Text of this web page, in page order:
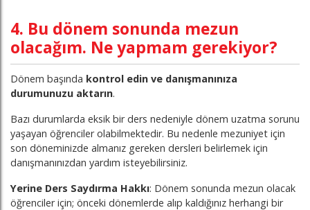
4. Bu dönem sonunda mezun
olacağım. Ne yapmam gerekiyor?
Dönem başında kontrol edin ve danışmanınıza
durumunuzu aktarın.
Bazı durumlarda eksik bir ders nedeniyle dönem uzatma sorunu
yaşayan öğrenciler olabilmektedir. Bu nedenle mezuniyet için
son döneminizde almanız gereken dersleri belirlemek için
danışmanınızdan yardım isteyebilirsiniz.
Yerine Ders Saydırma Hakkı: Dönem sonunda mezun olacak
öğrenciler için; önceki dönemlerde alıp kaldığınız herhangi bir